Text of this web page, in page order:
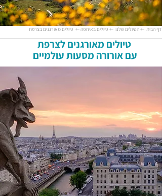
דף הבית ⇽ הטיולים שלנו ⇽ טיולים באירופה⇽ טיולים מאורגנים בצרפת
טיולים מאורגנים לצרפת
עם אורורה מסעות עולמיים